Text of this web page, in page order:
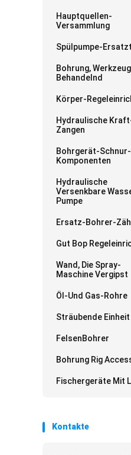
Hauptquellen-
Versammlung
Spülpumpe-
Bohrung,
Behandelnd
Körper-
Hydraulische
Zangen
Bohrgerät-Schnur-
Komponenten
Hydraulische
Versenkbare
Pumpe
Ersatz-Bohrer-
Gut Bop
Wand, Die Spray-
Maschine Vergipst
Öl-Und Gas-Rohre
Sträubende Einheit
FelsenBohrer
Bohrung Rig
Fischergeräte Mit
Kontakte